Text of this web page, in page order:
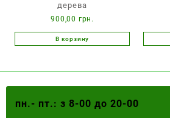
дерева
900,00 грн.
В корзину
пн.- пт.: з 8-00 до 20-00